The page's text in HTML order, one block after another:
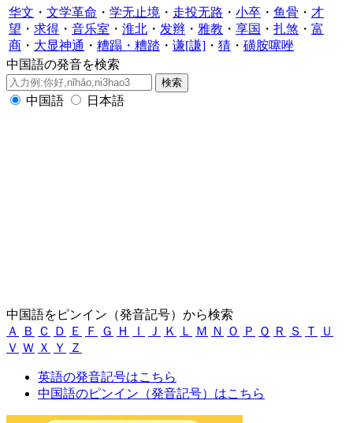
华文 ・ 文学革命 ・ 学无止境 ・ 走投无路 ・ 小卒 ・ 鱼骨 ・ 才
望 ・ 求得 ・ 音乐室 ・ 淮北 ・ 发辫 ・ 雅教 ・ 享国 ・ 扎煞 ・ 富
商 ・ 大显神通 ・ 糟蹋・糟踏 ・ 谦[謙] ・ 猜 ・ 磺胺噻唑
中国語の発音を検索
中国語 日本語
中国語をピンイン（発音記号）から検索
Ａ
Ｂ Ｃ Ｄ Ｅ Ｆ Ｇ Ｈ Ｉ Ｊ Ｋ Ｌ Ｍ Ｎ Ｏ Ｐ Ｑ Ｒ Ｓ Ｔ
Ｕ
Ｖ Ｗ Ｘ Ｙ Ｚ
英語の発音記号はこちら
中国語のピンイン（発音記号）はこちら